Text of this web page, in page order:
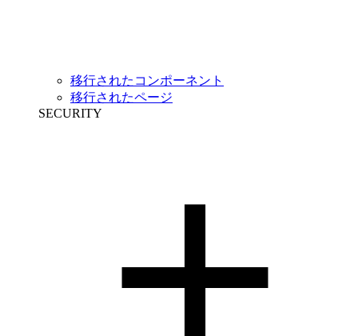
移行されたコンポーネント
移行されたページ
SECURITY